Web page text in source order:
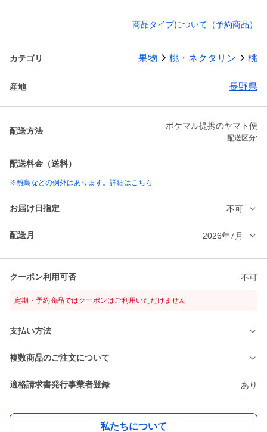
商品タイプについて（予約商品）
カテゴリ 果物 桃・ネクタリン 桃
産地 長野県
配送方法
ポケマル提携のヤマト便
配送区分:
配送料金（送料）
※離島などの例外はあります。詳細はこちら
お届け日指定 不可
配送月 2026年7月
クーポン利用可否 不可
定期・予約商品ではクーポンはご利用いただけません
支払い方法
複数商品のご注文について
適格請求書発行事業者登録 あり
私たちについて